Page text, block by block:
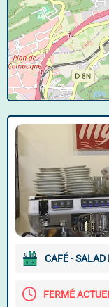
CAFÉ -
FERMÉ